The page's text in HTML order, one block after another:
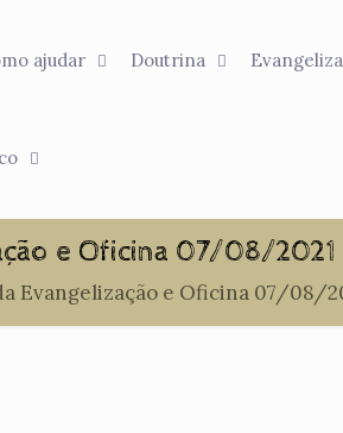
ajudar Doutrina
e Oficina 07/08/2021
Evangelização e Oficina 07/08/